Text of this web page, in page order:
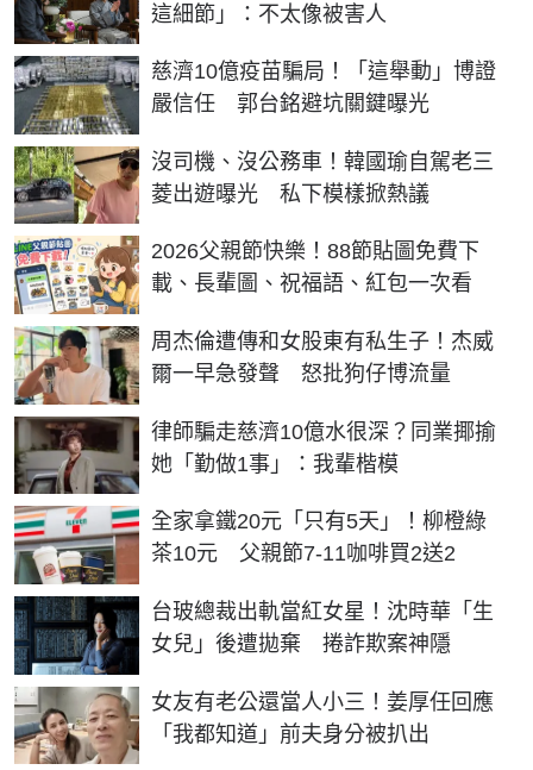
這細節」：不太像被害人
慈濟10億疫苗騙局！「這舉動」博證
嚴信任 郭台銘避坑關鍵曝光
沒司機、沒公務車！韓國瑜自駕老三
菱出遊曝光 私下模樣掀熱議
2026父親節快樂！88節貼圖免費下
載、長輩圖、祝福語、紅包一次看
周杰倫遭傳和女股東有私生子！杰威
爾一早急發聲 怒批狗仔博流量
律師騙走慈濟10億水很深？同業揶揄
她「勤做1事」：我輩楷模
全家拿鐵20元「只有5天」！柳橙綠
茶10元 父親節7-11咖啡買2送2
台玻總裁出軌當紅女星！沈時華「生
女兒」後遭拋棄 捲詐欺案神隱
女友有老公還當人小三！姜厚任回應
「我都知道」前夫身分被扒出